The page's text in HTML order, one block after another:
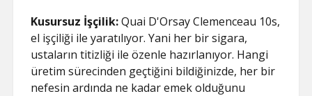
Kusursuz İşçilik:Quai D'Orsay Clemenceau 10s,
el işçiliği ile yaratılıyor. Yani her bir sigara,
ustaların titizliği ile özenle hazırlanıyor. Hangi
üretim sürecinden geçtiğini bildiğinizde, her bir
nefesin ardında ne kadar emek olduğunu